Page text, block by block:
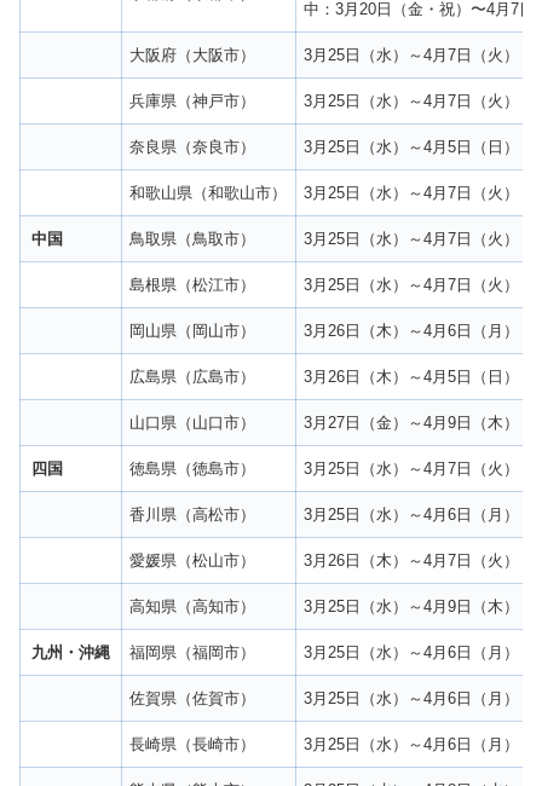
中：3月20日（金・祝）〜4月7日
大阪府（大阪市） 3月25日（水）～4月7日（火）
兵庫県（神戸市） 3月25日（水）～4月7日（火）
奈良県（奈良市） 3月25日（水）～4月5日（日）
和歌山県（和歌山市） 3月25日（水）～4月7日（火）
中国 鳥取県（鳥取市） 3月25日（水）～4月7日（火）
島根県（松江市） 3月25日（水）～4月7日（火）
岡山県（岡山市） 3月26日（木）～4月6日（月）
広島県（広島市） 3月26日（木）～4月5日（日）
山口県（山口市） 3月27日（金）～4月9日（木）
四国 徳島県（徳島市） 3月25日（水）～4月7日（火）
香川県（高松市） 3月25日（水）～4月6日（月）
愛媛県（松山市） 3月26日（木）～4月7日（火）
高知県（高知市） 3月25日（水）～4月9日（木）
九州・沖縄 福岡県（福岡市） 3月25日（水）～4月6日（月）
佐賀県（佐賀市） 3月25日（水）～4月6日（月）
長崎県（長崎市） 3月25日（水）～4月6日（月）